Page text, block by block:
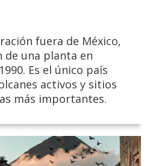
fuera de México,
de una planta en
Es el único país
activos y sitios
más importantes.